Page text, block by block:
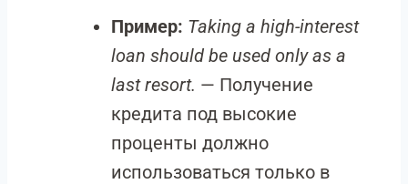
Пример: Taking a high-interest
loan should be used only as a
last resort. — Получение
кредита под высокие
проценты должно
использоваться только в